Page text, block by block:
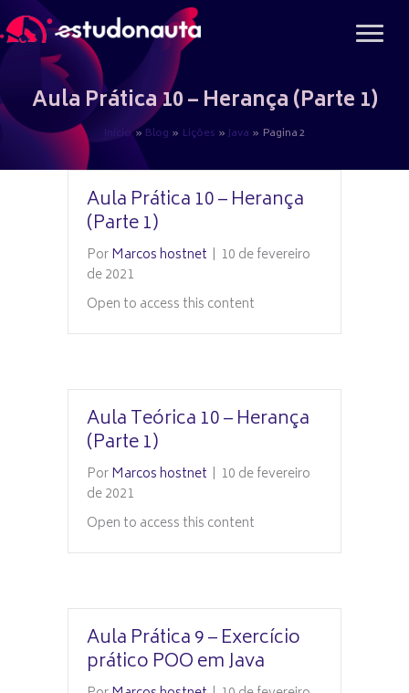
para
conteúdo
Aula Prática 10 – Herança (Parte 1)
Início Blog Lições Java Pagina 2
Aula Prática 10 – Herança
(Parte 1)
PorMarcos hostnet | 10 de fevereiro
de 2021
Open to access this content
Aula Teórica 10 – Herança
(Parte 1)
PorMarcos hostnet | 10 de fevereiro
de 2021
Open to access this content
Aula Prática 9 – Exercício
prático POO em Java